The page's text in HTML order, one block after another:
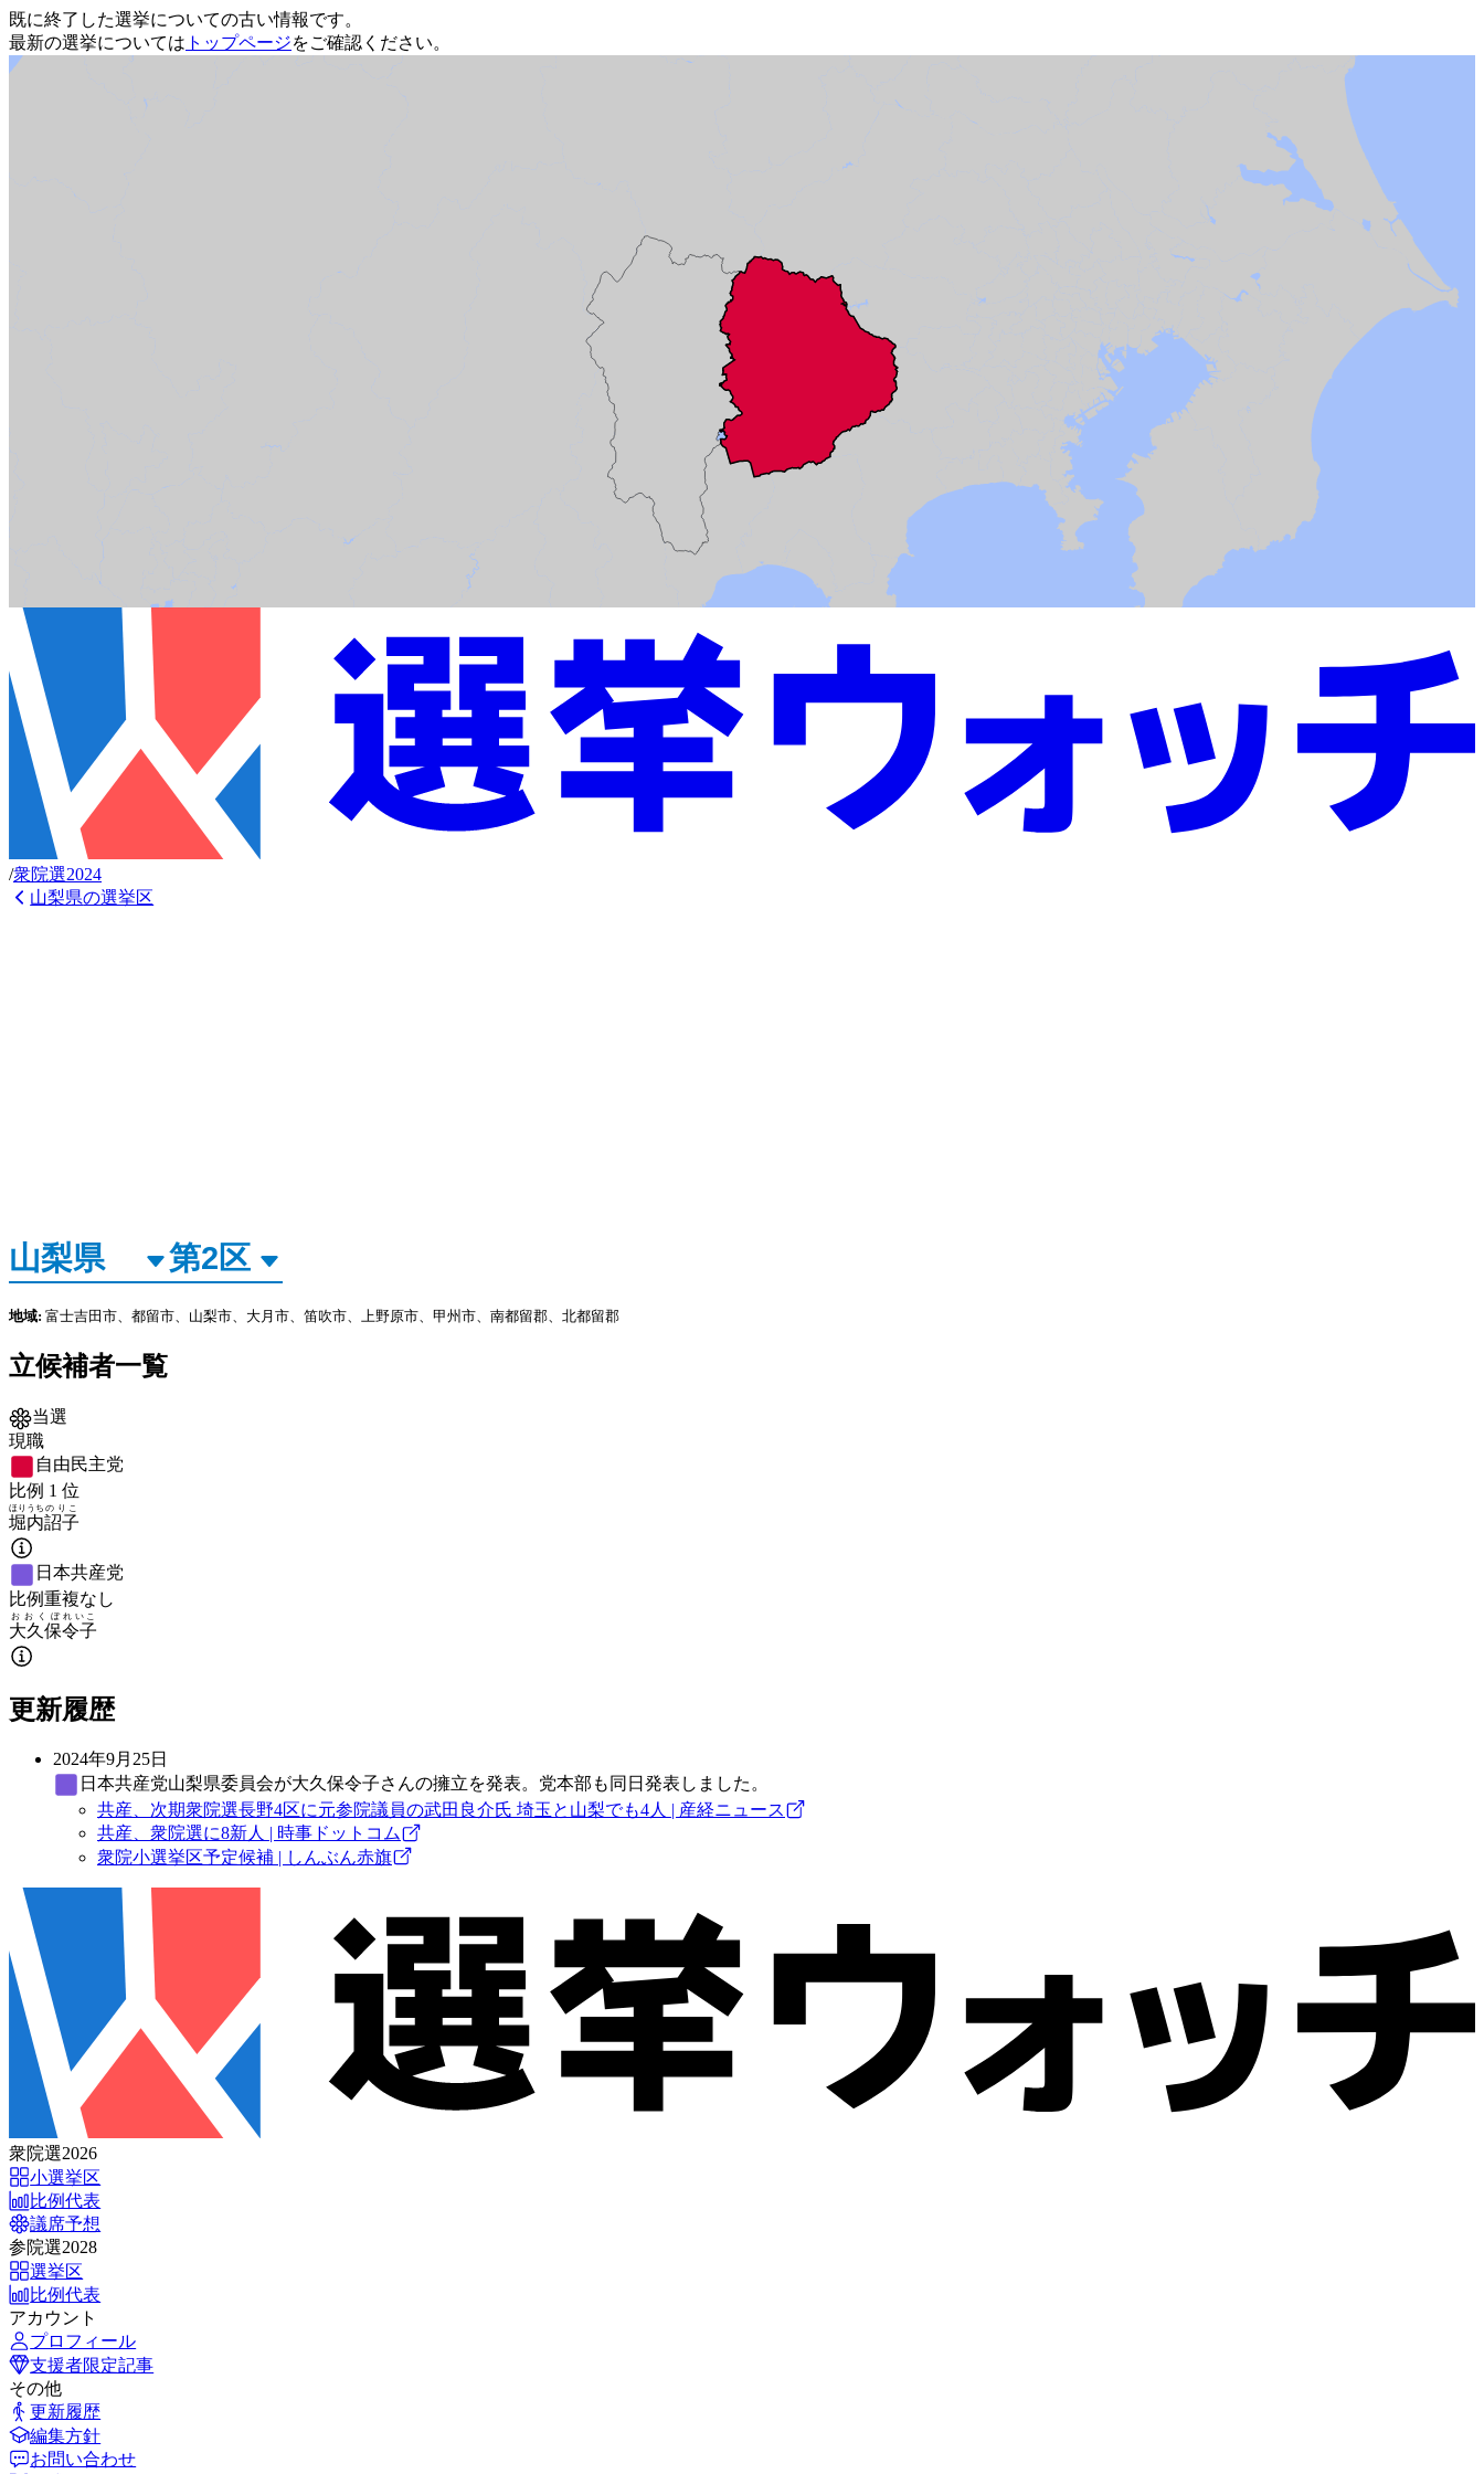
既に終了した選挙についての古い情報です。
最新の選挙については トップページをご確認ください。
/衆院選2024
山梨県の選挙区
地域: 富士吉田市、都留市、山梨市、大月市、笛吹市、上野原市、甲州市、南都留郡、北都留郡
立候補者一覧
当選
現職
自由民主党
比例 1 位
堀内
ほりうち
詔子
のりこ
日本共産党
比例重複なし
大久保
おおくぼ
令子
れいこ
更新履歴
2024年9月25日
日本共産党山梨県委員会が大久保令子さんの擁立を発表。党本部も同日発表しました。
共産、次期衆院選長野4区に元参院議員の武田良介氏 埼玉と山梨でも4人 | 産経ニュース
共産、衆院選に8新人 | 時事ドットコム
衆院小選挙区予定候補 | しんぶん赤旗
衆院選2026
小選挙区
比例代表
議席予想
参院選2028
選挙区
比例代表
アカウント
プロフィール
支援者限定記事
その他
更新履歴
編集方針
お問い合わせ